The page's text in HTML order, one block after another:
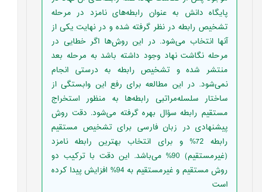
پایگاه دانش به عنوان رابطه‌های نامزد در مرحله
تشخیص رابطه در نظر گرفته شده و در نهایت یکی از
آنها انتخاب می‌شود. در این روش‌ها اگر خطایی در
مرحله نگاشت نهاد وجود داشته باشد به مرحله بعد
منتشر شده و تشخیص رابطه به درستی انجام
نمی‌شود. در این مطالعه برای رفع این وابستگی از
ساختار سلسله‌مراتبی رابطه‌ها به منظور استخراج
مستقیم رابطه‌ سؤال بهره گرفته می‌شود. دقت روش
پیشنهادی در زبان فارسی برای تشخیص مستقیم
رابطه 72% و برای انتخاب بهترین رابطه نامزد
(غیرمستقیم) 90% می‌باشد. این دقت با ترکیب دو
روش مستقیم و غیرمستقیم به 94% افزایش پیدا کرده
است